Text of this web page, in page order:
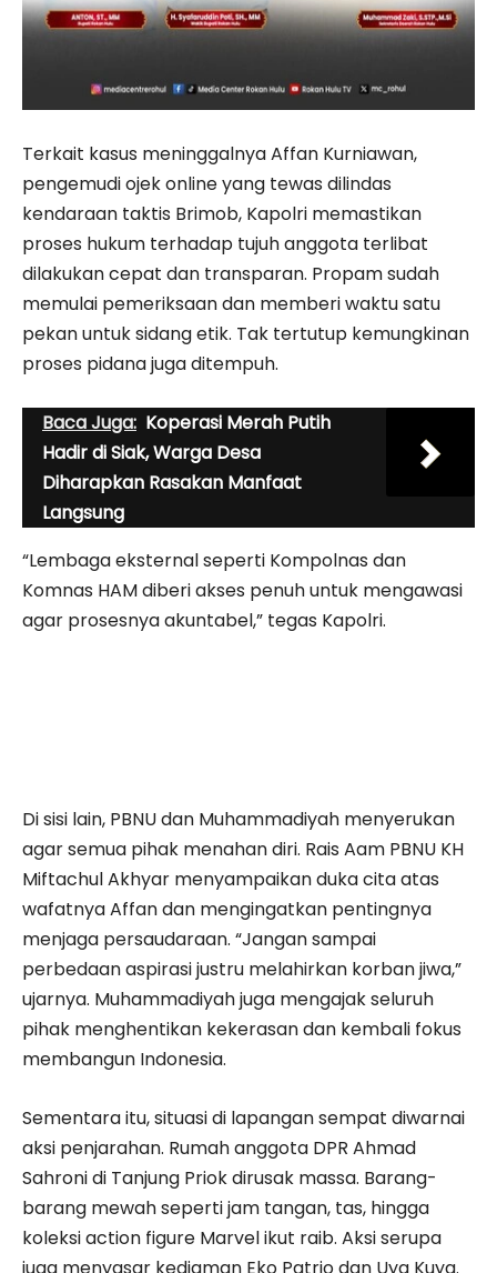
Terkait kasus meninggalnya Affan Kurniawan,
pengemudi ojek online yang tewas dilindas
kendaraan taktis Brimob, Kapolri memastikan
proses hukum terhadap tujuh anggota terlibat
dilakukan cepat dan transparan. Propam sudah
memulai pemeriksaan dan memberi waktu satu
pekan untuk sidang etik. Tak tertutup kemungkinan
proses pidana juga ditempuh.
Baca Juga: Koperasi Merah Putih
Hadir di Siak, Warga Desa
Diharapkan Rasakan Manfaat
Langsung
“Lembaga eksternal seperti Kompolnas dan
Komnas HAM diberi akses penuh untuk mengawasi
agar prosesnya akuntabel,” tegas Kapolri.
Di sisi lain, PBNU dan Muhammadiyah menyerukan
agar semua pihak menahan diri. Rais Aam PBNU KH
Miftachul Akhyar menyampaikan duka cita atas
wafatnya Affan dan mengingatkan pentingnya
menjaga persaudaraan. “Jangan sampai
perbedaan aspirasi justru melahirkan korban jiwa,”
ujarnya. Muhammadiyah juga mengajak seluruh
pihak menghentikan kekerasan dan kembali fokus
membangun Indonesia.
Sementara itu, situasi di lapangan sempat diwarnai
aksi penjarahan. Rumah anggota DPR Ahmad
Sahroni di Tanjung Priok dirusak massa. Barang-
barang mewah seperti jam tangan, tas, hingga
koleksi action figure Marvel ikut raib. Aksi serupa
juga menyasar kediaman Eko Patrio dan Uya Kuya.